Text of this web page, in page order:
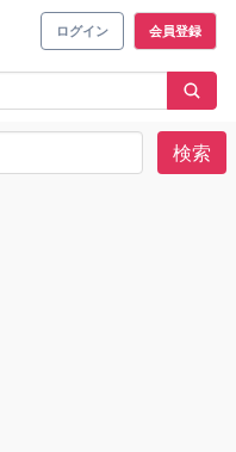
ログイン 会員登録
検索